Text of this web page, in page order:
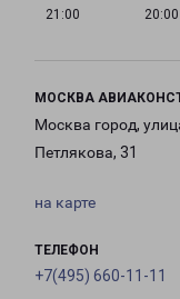
21:00
20:00
МОСКВА
Москва город,
Петлякова, 31
на карте
ТЕЛЕФОН
+7(495) 660-11-11